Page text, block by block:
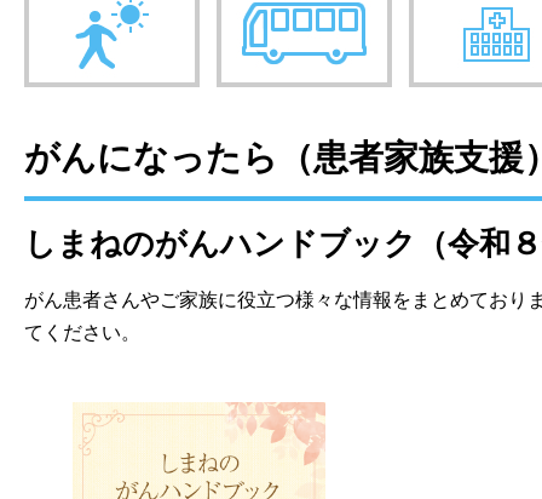
がんになったら（患者家族支援
しまねのがんハンドブック（令和
がん患者さんやご家族に役立つ様々な情報をまとめてお
てください。